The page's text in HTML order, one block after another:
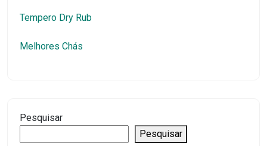
Tempero Dry Rub
Melhores Chás
Pesquisar
Pesquisar